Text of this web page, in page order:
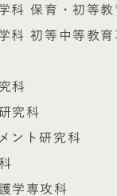
科 保育・初等教
科 初等中等教育
科
究科
ント研究科
学専攻科